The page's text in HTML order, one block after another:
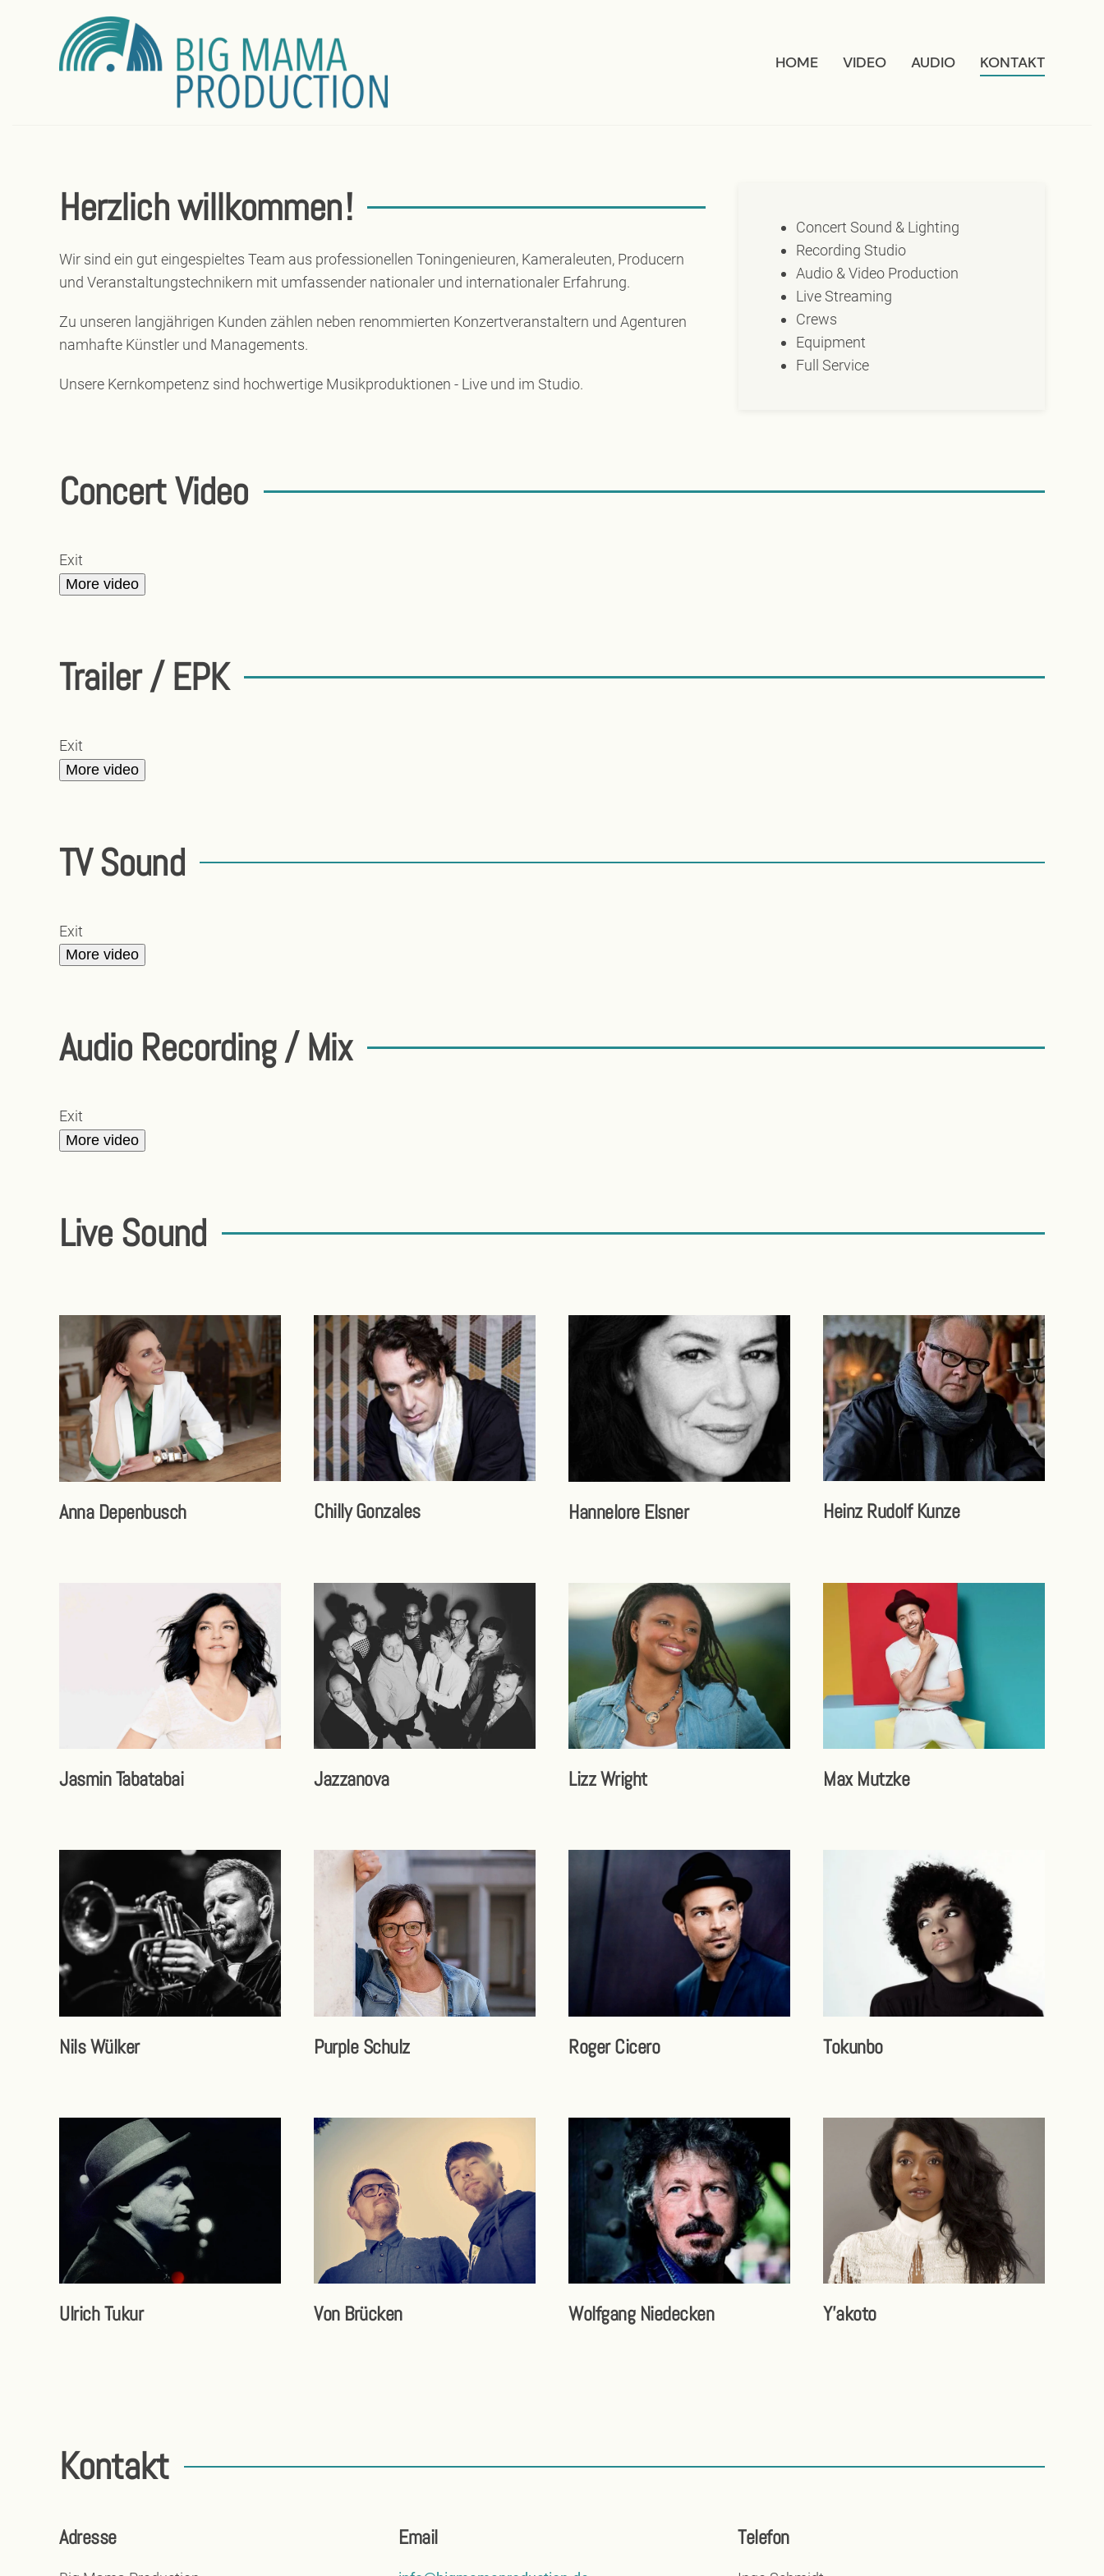
HOME VIDEO AUDIO KONTAKT
Herzlich willkommen!
Wir sind ein gut eingespieltes Team aus professionellen Toningenieuren, Kameraleuten, Producern
und Veranstaltungstechnikern mit umfassender nationaler und internationaler Erfahrung.
Zu unseren langjährigen Kunden zählen neben renommierten Konzertveranstaltern und Agenturen
namhafte Künstler und Managements.
Unsere Kernkompetenz sind hochwertige Musikproduktionen - Live und im Studio.
Concert Sound & Lighting
Recording Studio
Audio & Video Production
Live Streaming
Crews
Equipment
Full Service
Concert Video
Exit
More video
Trailer / EPK
Exit
More video
TV Sound
Exit
More video
Audio Recording / Mix
Exit
More video
Live Sound
Anna Depenbusch Chilly Gonzales Hannelore Elsner Heinz Rudolf Kunze
Jasmin Tabatabai Jazzanova Lizz Wright Max Mutzke
Nils Wülker Purple Schulz Roger Cicero Tokunbo
Ulrich Tukur Von Brücken Wolfgang Niedecken Y'akoto
Kontakt
Adresse Email Telefon